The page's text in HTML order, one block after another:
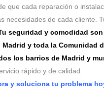
que cada reparación o
necesidades de cada cliente.
seguridad y comodidad
Madrid y toda la Comunidad
los barrios de Madrid y
rápido y de calidad.
y soluciona tu problema